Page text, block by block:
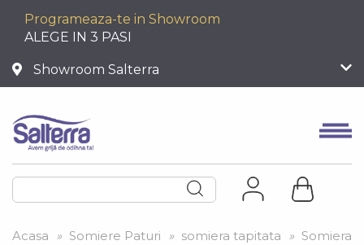
Programeaza-te in Showroom
ALEGE IN 3 PASI
Showroom Salterra
Acasa » Somiere Paturi » somiera tapitata » Somiera